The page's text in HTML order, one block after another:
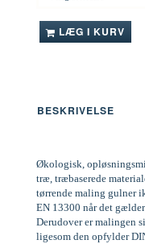
LÆG I KURV
BESKRIVELSE
Økologisk,
træ, træbaserede
tørrende maling gulner
EN 13300 når det
Derudover er malingen
ligesom den opfylder